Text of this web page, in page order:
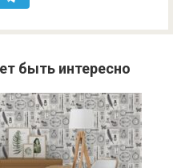
быть интересно